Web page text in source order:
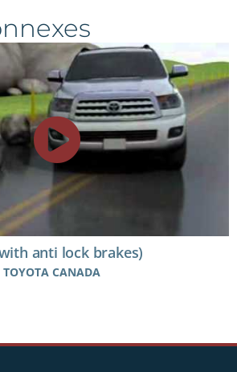
anti lock brakes)
TOYOTA CANADA